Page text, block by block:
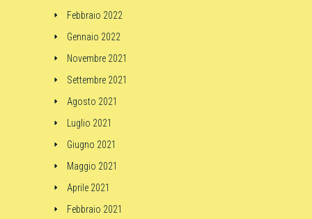
Febbraio 2022
Gennaio 2022
Novembre 2021
Settembre 2021
Agosto 2021
Luglio 2021
Giugno 2021
Maggio 2021
Aprile 2021
Febbraio 2021